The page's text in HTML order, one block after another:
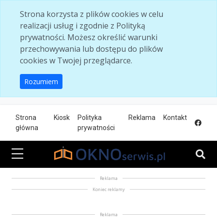
Strona korzysta z plików cookies w celu
realizacji usług i zgodnie z Polityką
prywatności. Możesz określić warunki
przechowywania lub dostępu do plików
cookies w Twojej przeglądarce.
Rozumiem
Strona
główna
Kiosk
Polityka
prywatności
Reklama Kontakt
Reklama
Koniec reklamy
Reklama